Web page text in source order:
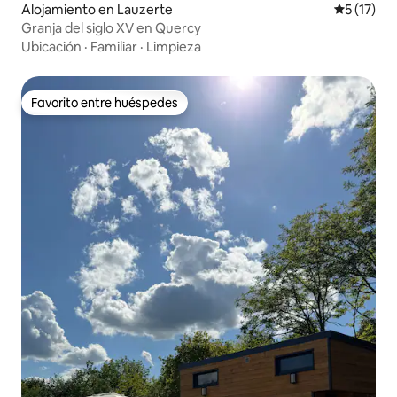
Alojamiento en Lauzerte
5 (17)
Granja del siglo XV en Quercy
Ubicación · Familiar · Limpieza
Favorito entre huéspedes
Favorito entre huéspedes